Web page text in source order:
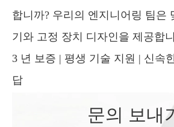
합니까? 우리의 엔지니어링 팀은
기와 고정 장치 디자인을 제공합
3 년 보증 | 평생 기술 지원 | 신속
답
문의 보내